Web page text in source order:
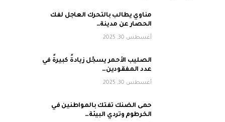
مناوي يطالب بالتحرك العاجل لفك
الحصار عن مدينة…
أغسطس 30, 2025
الصليب الأحمر يسجّل زيادةً كبيرةً في
عدد المفقودين…
أغسطس 30, 2025
حمى الضنك تفتك بالمواطنين في
الخرطوم وتردي البيئة…